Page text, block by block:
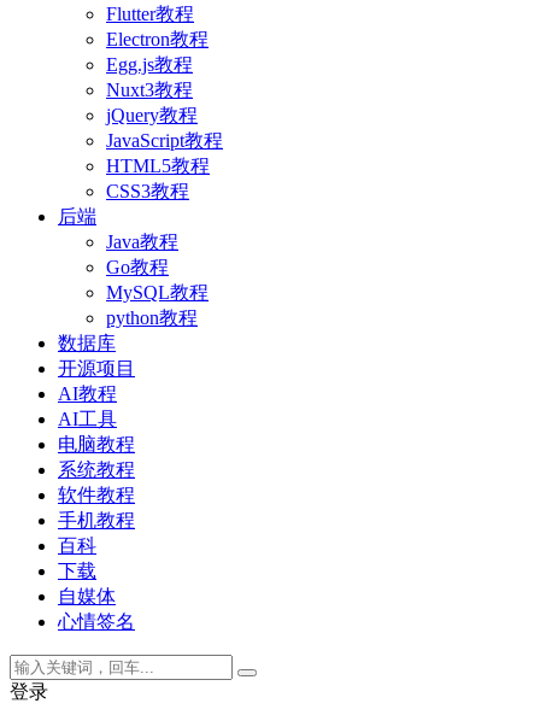
Flutter教程
Electron教程
Egg.js教程
Nuxt3教程
jQuery教程
JavaScript教程
HTML5教程
CSS3教程
后端
Java教程
Go教程
MySQL教程
python教程
数据库
开源项目
AI教程
AI工具
电脑教程
系统教程
软件教程
手机教程
百科
下载
自媒体
心情签名
登录